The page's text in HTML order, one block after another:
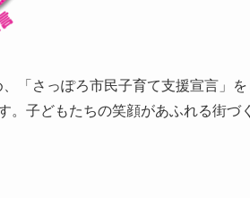
「さっぽろ市民子育て支援宣言」を
。子どもたちの笑顔があふれる街づ